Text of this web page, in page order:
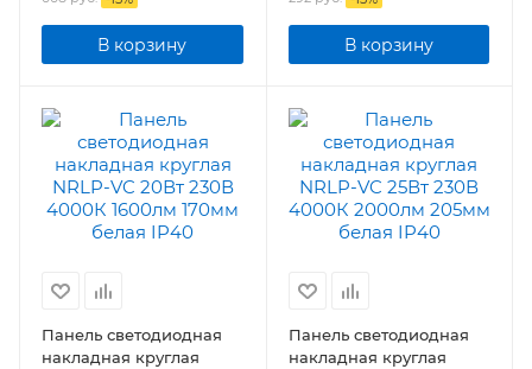
В корзину В корзину
Панель светодиодная
накладная круглая
Панель светодиодная
накладная круглая